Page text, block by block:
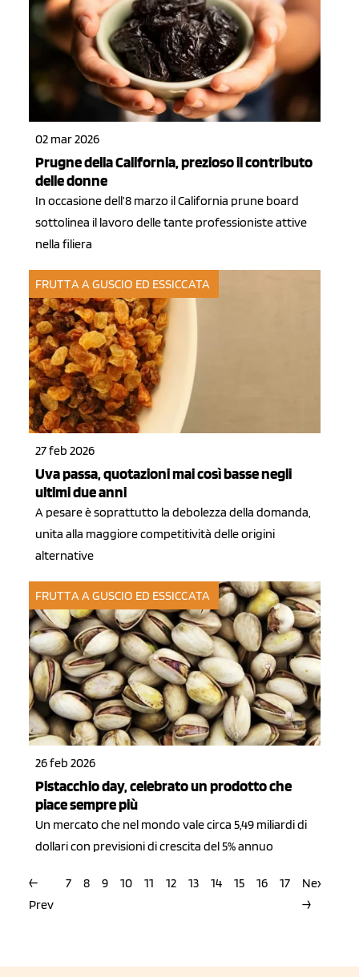
02 mar 2026
Prugne della California, prezioso il contributo
delle donne
In occasione dell’8 marzo il California prune board
sottolinea il lavoro delle tante professioniste attive
nella filiera
FRUTTA A GUSCIO ED ESSICCATA
27 feb 2026
Uva passa, quotazioni mai così basse negli
ultimi due anni
A pesare è soprattutto la debolezza della domanda,
unita alla maggiore competitività delle origini
alternative
FRUTTA A GUSCIO ED ESSICCATA
26 feb 2026
Pistacchio day, celebrato un prodotto che
piace sempre più
Un mercato che nel mondo vale circa 5,49 miliardi di
dollari con previsioni di crescita del 5% annuo
←
Prev
7 8 9 10 11 12 13 14 15 16 17
Next
→